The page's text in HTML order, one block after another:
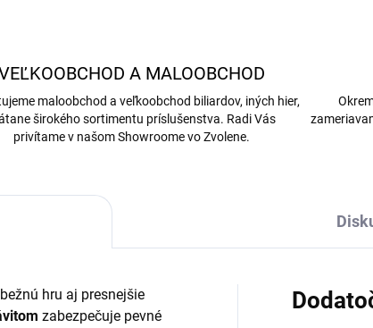
A MALOOBCHOD
maloobchod a veľkoobchod biliardov, iných hier,
širokého sortimentu príslušenstva. Radi Vás
privítame v našom Showroome vo Zvolene.
hru aj presnejšie
zabezpečuje pevné